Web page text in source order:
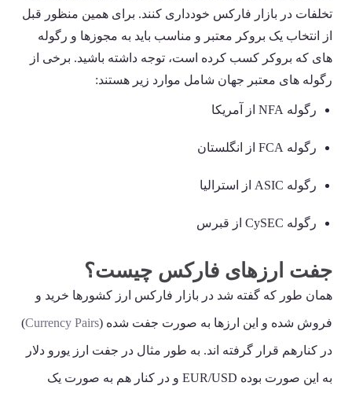
تخلفات در بازار فارکس خودداری کنند. برای همین منظور قبل
از انتخاب یک بروکر معتبر و مناسب باید به مجوزها و رگوله
های که بروکر کسب کرده است، توجه داشته باشید. برخی از
رگوله های معتبر جهان شامل موارد زیر هستند:
رگوله NFA از آمریکا
رگوله FCA از انگلستان
رگوله ASIC از استرالیا
رگوله CySEC از قبرس
جفت ارزهای فارکس چیست؟
همان طور که گفته شد در بازار فارکس ارز کشورها خرید و
فروش شده و این ارزها به صورت جفت شده (Currency Pairs
)
در کنارهم قرار گرفته اند. به طور مثال در جفت ارز یورو دلار
به این صورت بوده EUR/USD و در کنار هم به صورت یک